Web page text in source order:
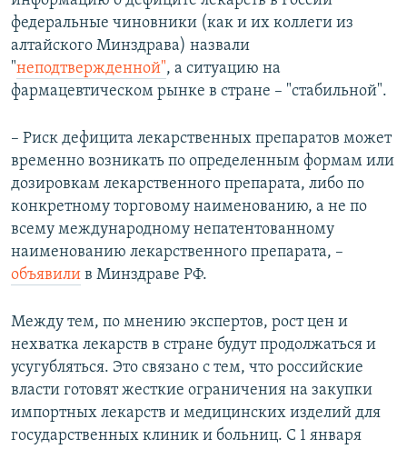
федеральные чиновники (как и их коллеги из
алтайского Минздрава) назвали
"неподтвержденной", а ситуацию на
фармацевтическом рынке в стране – "стабильной".
– Риск дефицита лекарственных препаратов может
временно возникать по определенным формам или
дозировкам лекарственного препарата, либо по
конкретному торговому наименованию, а не по
всему международному непатентованному
наименованию лекарственного препарата, –
объявили в Минздраве РФ.
Между тем, по мнению экспертов, рост цен и
нехватка лекарств в стране будут продолжаться и
усугубляться. Это связано с тем, что российские
власти готовят жесткие ограничения на закупки
импортных лекарств и медицинских изделий для
государственных клиник и больниц. С 1 января